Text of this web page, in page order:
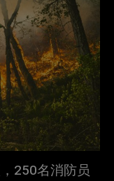
250名消防员